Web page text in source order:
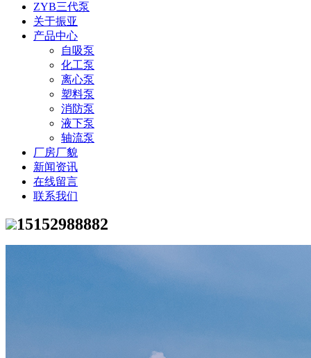
ZYB三代泵
关于振亚
产品中心
自吸泵
化工泵
离心泵
塑料泵
消防泵
液下泵
轴流泵
厂房厂貌
新闻资讯
在线留言
联系我们
15152988882